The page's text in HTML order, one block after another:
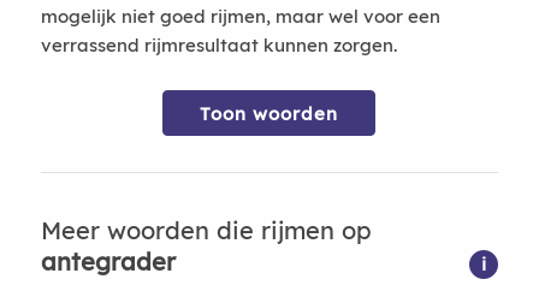
mogelijk niet goed rijmen, maar wel voor een
verrassend rijmresultaat kunnen zorgen.
Toon woorden
Meer woorden die rijmen op
antegrader
i